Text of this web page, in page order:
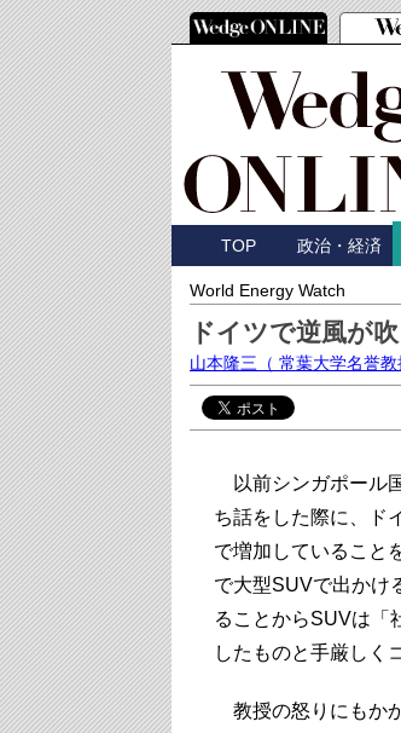
TOP 政治・経済
World Energy Watch
ドイツで逆風が
山本隆三 （ 常葉大学名誉教
以前シンガポール
ち話をした際に、ド
で増加していること
で大型SUVで出かけ
ることからSUVは「
したものと手厳しく
教授の怒りにもか